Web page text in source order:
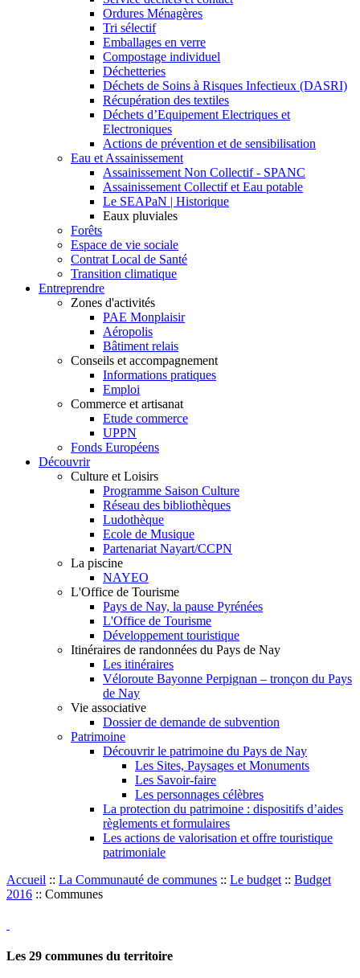
Ordures Ménagères
Tri sélectif
Emballages en verre
Compostage individuel
Déchetteries
Déchets de Soins à Risques Infectieux (DASRI)
Récupération des textiles
Déchets d’Equipement Electriques et
Electroniques
Actions de prévention et de sensibilisation
Eau et Assainissement
Assainissement Non Collectif - SPANC
Assainissement Collectif et Eau potable
Le SEAPaN | Historique
Eaux pluviales
Forêts
Espace de vie sociale
Contrat Local de Santé
Transition climatique
Entreprendre
Zones d'activités
PAE Monplaisir
Aéropolis
Bâtiment relais
Conseils et accompagnement
Informations pratiques
Emploi
Commerce et artisanat
Etude commerce
UPPN
Fonds Européens
Découvrir
Culture et Loisirs
Programme Saison Culture
Réseau des bibliothèques
Ludothèque
Ecole de Musique
Partenariat Nayart/CCPN
La piscine
NAYEO
L'Office de Tourisme
Pays de Nay, la pause Pyrénées
L'Office de Tourisme
Développement touristique
Itinéraires de randonnées du Pays de Nay
Les itinéraires
Véloroute Bayonne Perpignan – tronçon du Pays
de Nay
Vie associative
Dossier de demande de subvention
Patrimoine
Découvrir le patrimoine du Pays de Nay
Les Sites, Paysages et Monuments
Les Savoir-faire
Les personnages célèbres
La protection du patrimoine : dispositifs d’aides
règlements et formulaires
Les actions de valorisation et offre touristique
patrimoniale
Accueil :: La Communauté de communes :: Le budget :: Budget
2016 :: Communes
Les 29 communes du territoire